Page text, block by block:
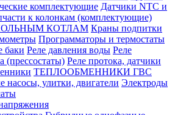
комплектующие Датчики NTC и
к колонкам (комплектующие)
КОТЛАМ Краны подпитки
Программаторы и термостаты
баки Реле давления воды Реле
(прессостаты) Реле протока, датчики
ТЕПЛООБМЕННИКИ ГВС
насосы, улитки, двигатели Электроды